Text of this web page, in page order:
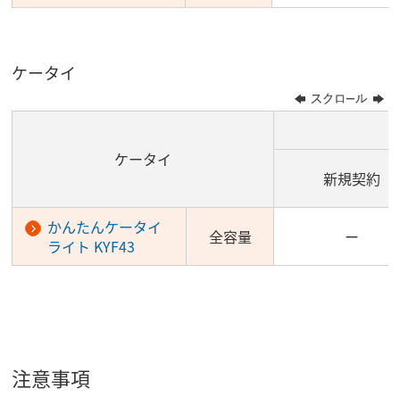
ケータイ
ケータイ
新規契約
かんたんケータイ
ライト KYF43
全容量 ー
注意事項